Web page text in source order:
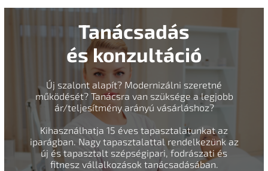
Tanácsadás
és konzultáció
Új szalont alapít? Modernizálni szeretné
működését? Tanácsra van szüksége a legjobb
ár/teljesítmény arányú vásárláshoz?
Kihasználhatja 15 éves tapasztalatunkat az
iparágban. Nagy tapasztalattal rendelkezünk az
új és tapasztalt szépségipari, fodrászati és
fitnesz vállalkozások tanácsadásában.